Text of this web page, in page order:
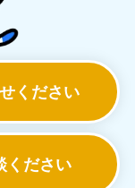
ください
ください